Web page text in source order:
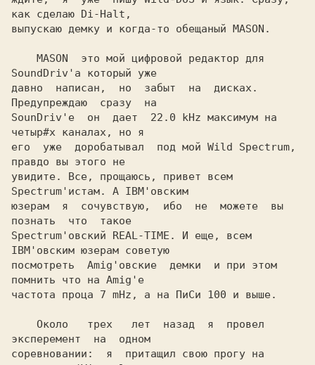
как сделаю Di-Halt,
выпускаю демку и когда-то обещаный MASON.
    MASON
это мой цифровой редактор для
SoundDriv'а который уже
давно  написан,  но  забыт  на  дисках.
Предупреждаю  сразу  на
SounDriv'е  он  дает  22.0 kHz максимум на
четыр#х каналах, но я
его  уже  доробатывал  под мой Wild Spectrum,
правдо вы этого не
увидите. Все, прощаюсь, привет всем
Spectrum'истам. А IBM'овским
юзерам  я  сочувствую,  ибо  не  можете  вы
познать  что  такое
Spectrum'овский REAL-TIME. И еще, всем
IBM'овским юзерам советую
посмотреть  Amig'овские  демки  и при этом
помнить что на Amig'е
эксперемент  на  одном
соревновании:  я  притащил свою прогу на